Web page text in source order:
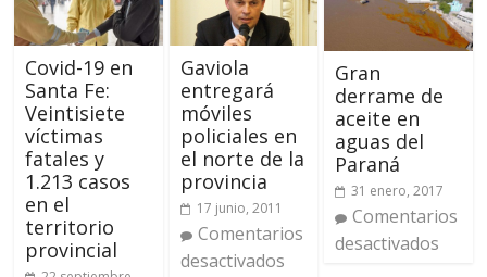
Covid-19 en
Santa Fe:
Veintisiete
víctimas
fatales y
1.213 casos
en el
territorio
provincial
Gaviola
entregará
móviles
policiales en
el norte de la
provincia
17 junio, 2011
Comentarios
desactivados
Gran
derrame de
aceite en
aguas del
Paraná
31 enero, 2017
Comentarios
desactivados